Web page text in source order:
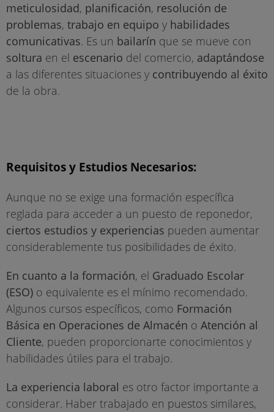
meticulosidad, planificación, resolución de
problemas, trabajo en equipo y habilidades
comunicativas. Es un bailarín que se mueve con
soltura en el escenario del comercio, adaptándose
a las diferentes situaciones y contribuyendo al éxito
de la obra.
Requisitos y Estudios Necesarios:
Aunque no se exige una formación específica
reglada para acceder a un puesto de reponedor,
ciertos estudios y experiencias pueden aumentar
considerablemente tus posibilidades de éxito.
En cuanto a la formación, el Graduado Escolar
(ESO) o equivalente es el mínimo recomendado.
Algunos cursos específicos, como Formación
Básica en Operaciones de Almacén o Atención al
Cliente, pueden proporcionarte conocimientos y
habilidades útiles para el trabajo.
La experiencia laboral es otro factor importante a
considerar. Haber trabajado en puestos similares,